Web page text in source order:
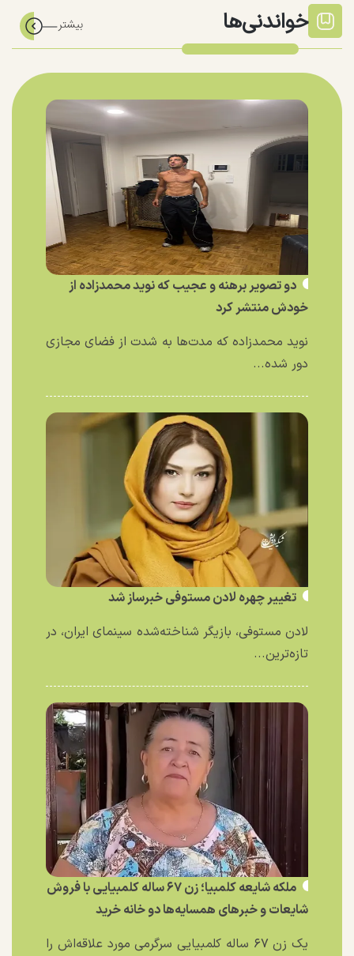
خواندنی‌ها
دو تصویر برهنه و عجیب که نوید محمدزاده از
خودش منتشر کرد
نوید محمدزاده که مدت‌ها به شدت از فضای مجازی
دور شده...
تغییر چهره لادن مستوفی خبرساز شد
لادن مستوفی، بازیگر شناخته‌شده سینمای ایران، در
تازه‌ترین...
ملکه شایعه کلمبیا؛ زن ۶۷ ساله کلمبیایی با فروش
شایعات و خبر‌های همسایه‌ها دو خانه خرید
یک زن ۶۷ ساله کلمبیایی سرگرمی مورد علاقه‌اش را